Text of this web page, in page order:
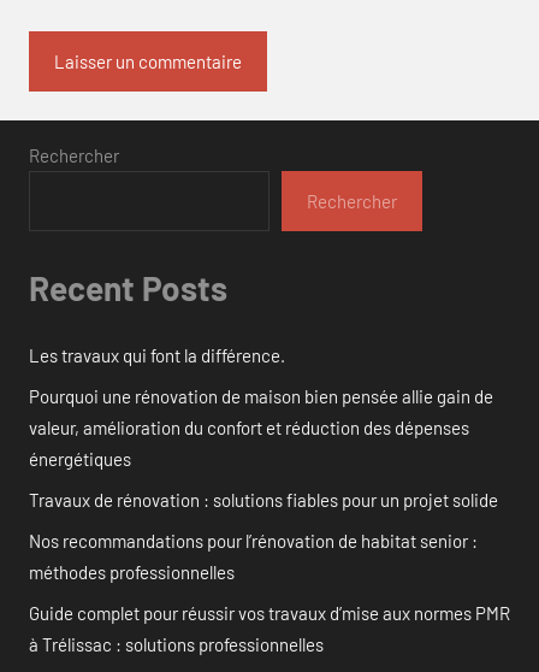
Rechercher
Rechercher
Recent Posts
Les travaux qui font la différence.
Pourquoi une rénovation de maison bien pensée allie gain de
valeur, amélioration du confort et réduction des dépenses
énergétiques
Travaux de rénovation : solutions fiables pour un projet solide
Nos recommandations pour l’rénovation de habitat senior :
méthodes professionnelles
Guide complet pour réussir vos travaux d’mise aux normes PMR
à Trélissac : solutions professionnelles